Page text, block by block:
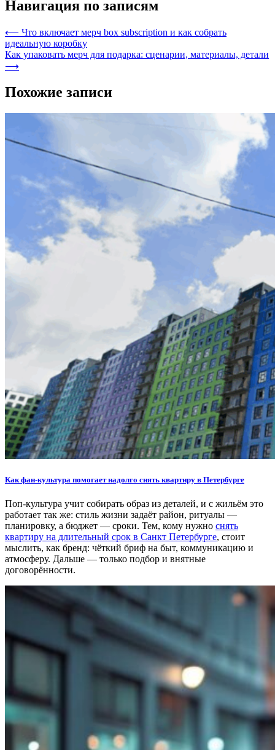
Навигация по записям
⟵ Что включает мерч box subscription и как собрать
идеальную коробку
Как упаковать мерч для подарка: сценарии, материалы, детали
⟶
Похожие записи
Как фан-культура помогает надолго снять квартиру в Петербурге
Поп-культура учит собирать образ из деталей, и с жильём это
работает так же: стиль жизни задаёт район, ритуалы —
планировку, а бюджет — сроки. Тем, кому нужно снять
квартиру на длительный срок в Санкт Петербурге, стоит
мыслить, как бренд: чёткий бриф на быт, коммуникацию и
атмосферу. Дальше — только подбор и внятные
договорённости.